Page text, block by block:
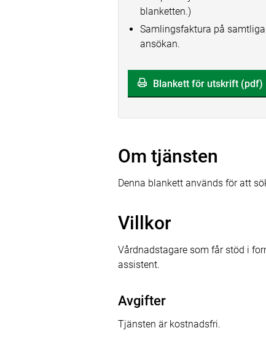
blanketten.)
Samlingsfaktura på
ansökan.
Blankett för utskrift (pdf)
Om tjänsten
Denna blankett används för att
Villkor
Vårdnadstagare som får stöd i
assistent.
Avgifter
Tjänsten är kostnadsfri.